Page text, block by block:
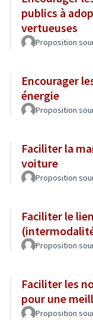
publics à
vertueuses
Proposition
Encourager
énergie
Proposition
Faciliter la
voiture
Proposition
Faciliter le
Proposition
Faciliter les
pour une
Proposition